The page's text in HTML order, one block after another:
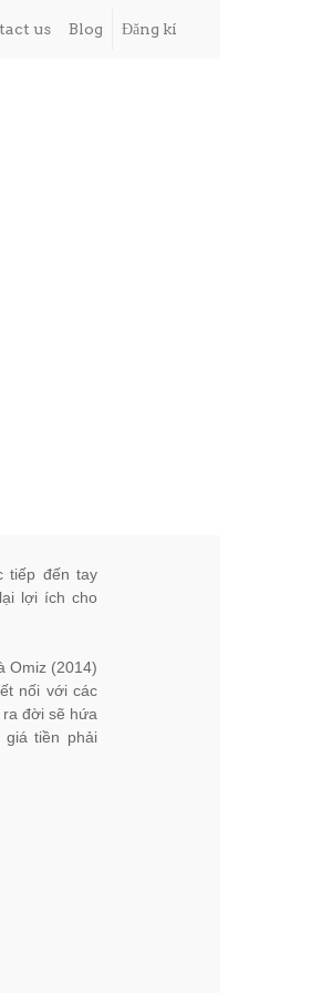
us Blog Đăng kí
tiếp đến tay
lợi ích cho
Omiz (2014)
nối với các
đời sẽ hứa
tiền phải